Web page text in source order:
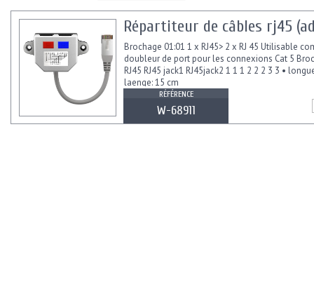
Répartiteur de câbles rj45
Brochage 01:01 1 x RJ45> 2 x RJ 45 Utilisable
doubleur de port pour les connexions Cat 5
RJ45 RJ45 jack1 RJ45jack2 1 1 1 2 2 2 3 3 •
laenge: 15 cm
RÉFÉRENCE
W-68911